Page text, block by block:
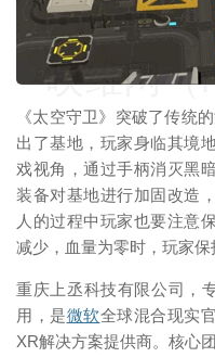
《太空守卫》突破了传统
出了基地，玩家身临其境
戏视角，通过手柄消灭黑
装备对基地进行加固改造
人的过程中玩家也要注意
减少，血量为零时，玩家保
重庆上丞科技有限公司，
用，是微软全球混合现实
XR解决方案提供商。核心
映维网（